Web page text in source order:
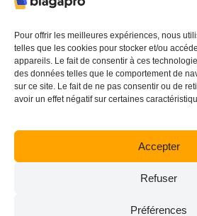
Pour offrir les meilleures expériences, nous
telles que les cookies pour stocker et/ou
appareils. Le fait de consentir à ces
des données telles que le comportement de
sur ce site. Le fait de ne pas consentir ou de
avoir un effet négatif sur certaines
Accepter
Refuser
Préférences
© 2022 - 2024 Blagapro. Tous
personnalisés à